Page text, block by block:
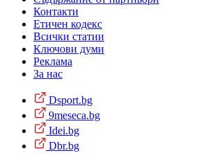
Контакти
Етичен кодекс
Всички статии
Ключови думи
Реклама
За нас
Dsport.bg
9meseca.bg
Idei.bg
Dbr.bg